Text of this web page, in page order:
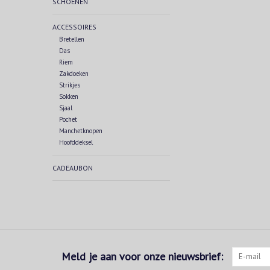
ACCESSOIRES
Bretellen
Das
Riem
Zakdoeken
Strikjes
Sokken
Sjaal
Pochet
Manchetknopen
Hoofddeksel
CADEAUBON
Meld je aan voor onze nieuwsbrief: